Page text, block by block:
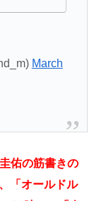
March
佑の筋書きの
「オールドル